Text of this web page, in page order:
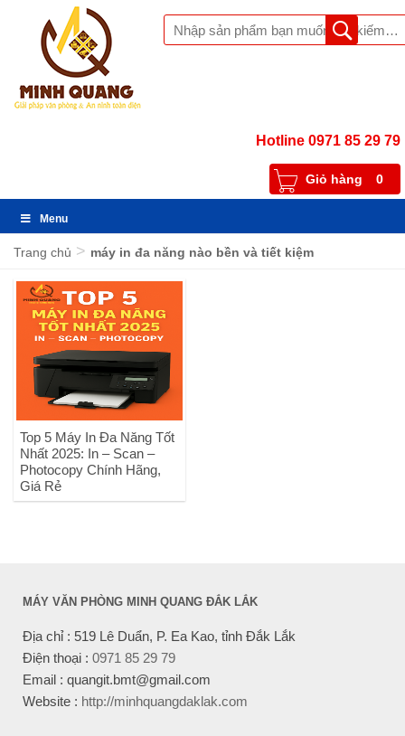
Hotline 0971 85 29 79
Giỏ hàng 0
Menu
Trang chủ > máy in đa năng nào bền và tiết kiệm
Top 5 Máy In Đa Năng Tốt
Nhất 2025: In – Scan –
Photocopy Chính Hãng,
Giá Rẻ
MÁY VĂN PHÒNG MINH QUANG ĐẮK LẮK
Địa chỉ : 519 Lê Duẩn, P. Ea Kao, tỉnh Đắk Lắk
Điện thoại : 0971 85 29 79
Email : quangit.bmt@gmail.com
Website : http://minhquangdaklak.com